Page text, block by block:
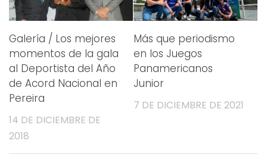
Galería / Los mejores
momentos de la gala
al Deportista del Año
de Acord Nacional en
Pereira
14 DE DICIEMBRE DE
2018
Más que periodismo
en los Juegos
Panamericanos
Junior
7 DE DICIEMBRE DE 2021